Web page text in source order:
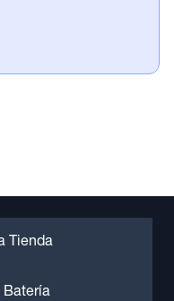
Tienda
Batería